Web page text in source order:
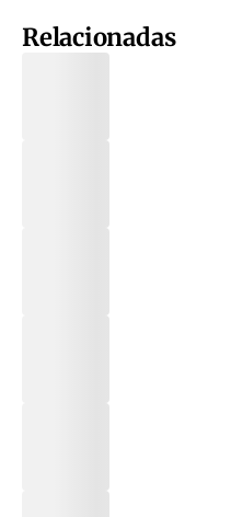
Relacionadas